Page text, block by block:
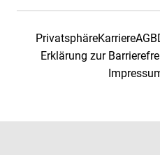
PrivatsphäreKarriereAGB
Erklärung zur